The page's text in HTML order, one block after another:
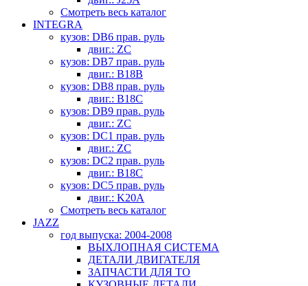
Смотреть весь каталог
INTEGRA
кузов: DB6 прав. руль
двиг.: ZC
кузов: DB7 прав. руль
двиг.: B18B
кузов: DB8 прав. руль
двиг.: B18C
кузов: DB9 прав. руль
двиг.: ZC
кузов: DC1 прав. руль
двиг.: ZC
кузов: DC2 прав. руль
двиг.: B18C
кузов: DC5 прав. руль
двиг.: K20A
Смотреть весь каталог
JAZZ
год выпуска: 2004-2008
ВЫХЛОПНАЯ СИСТЕМА
ДЕТАЛИ ДВИГАТЕЛЯ
ЗАПЧАСТИ ДЛЯ ТО